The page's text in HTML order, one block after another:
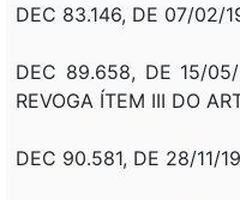
DEC 83.146, DE 07/02/
DEC 89.658, DE 15/
REVOGA ÍTEM III DO
DEC 90.581, DE 28/11/